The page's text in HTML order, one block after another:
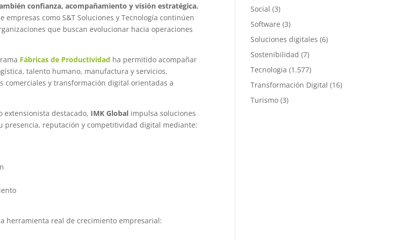
confianza, acompañamiento y visión estratégica.
como S&T Soluciones y Tecnología continúen
que buscan evolucionar hacia operaciones
Fábricas de Productividad ha permitido acompañar
talento humano, manufactura y servicios,
y transformación digital orientadas a
extensionista destacado, IMK Global impulsa soluciones
presencia, reputación y competitividad digital mediante:
herramienta real de crecimiento empresarial:
Social (3)
Software (3)
Soluciones digitales (6)
Sostenibilidad (7)
Tecnologia (1.577)
Transformación Digital (16)
Turismo (3)